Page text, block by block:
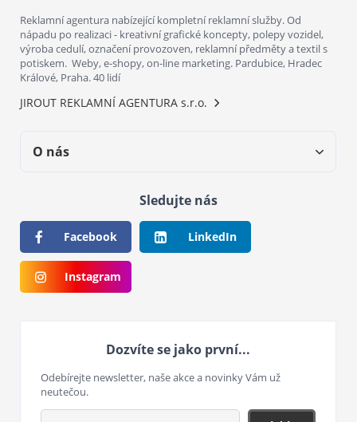
Reklamní agentura nabízející kompletní reklamní služby. Od
nápadu po realizaci - kreativní grafické koncepty, polepy vozidel,
výroba cedulí, označení provozoven, reklamní předměty a textil s
potiskem. Weby, e-shopy, on-line marketing. Pardubice, Hradec
Králové, Praha. 40 lidí
JIROUT REKLAMNÍ AGENTURA s.r.o.
O nás
Sledujte nás
Facebook LinkedIn
Instagram
Dozvíte se jako první...
Odebírejte newsletter, naše akce a novinky Vám už
neutečou.